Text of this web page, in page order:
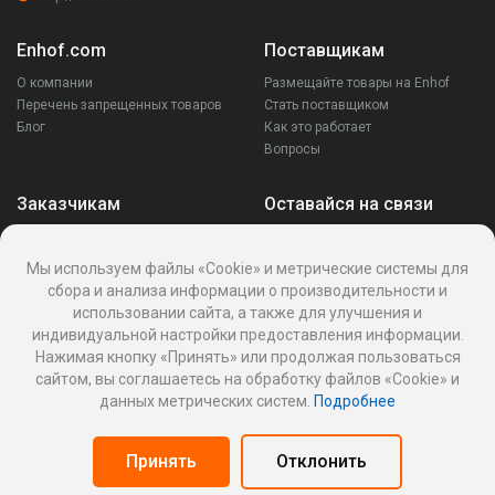
Enhof.com
О компании
Перечень запрещенных товаров
Блог
Поставщикам
Размещайте товары на Enhof
Стать поставщиком
Как это работает
Вопросы
Заказчикам
Написать поставщику
Реквизиты
Оставайся на связи
Политика обработки персональных данных
Оферта пользования информационной платформой
Панель поставщика
© 2026
Мы используем файлы «Cookie» и метрические системы для
сбора и анализа информации о производительности и
использовании сайта, а также для улучшения и
индивидуальной настройки предоставления информации.
Нажимая кнопку «Принять» или продолжая пользоваться
сайтом, вы соглашаетесь на обработку файлов «Cookie» и
данных метрических систем. Подробнее
Принять Отклонить